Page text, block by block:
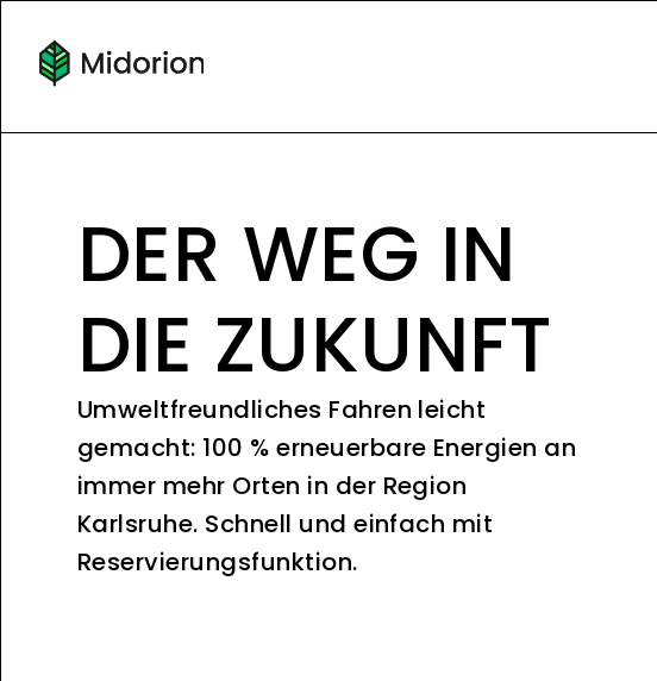
DER WEG IN
DIE ZUKUNFT
Umweltfreundliches Fahren leicht
gemacht: 100 % erneuerbare Energien an
immer mehr Orten in der Region
Karlsruhe. Schnell und einfach mit
Reservierungsfunktion.